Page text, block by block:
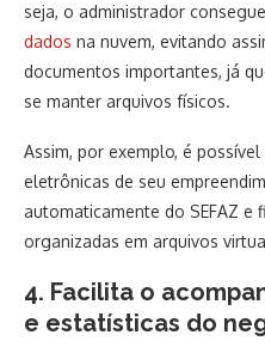
seja, o administrador
dados na nuvem, evitando
documentos importantes, já
se manter arquivos físicos.
Assim, por exemplo, é
eletrônicas de seu
automaticamente do SEFAZ e
organizadas em arquivos
4. Facilita o
e estatísticas do